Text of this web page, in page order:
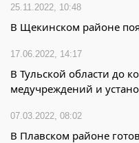
25.11.2022, 10:48
В Щекинском районе
17.06.2022, 14:17
В Тульской области до
медучреждений и
07.03.2022, 08:02
В Плавском районе